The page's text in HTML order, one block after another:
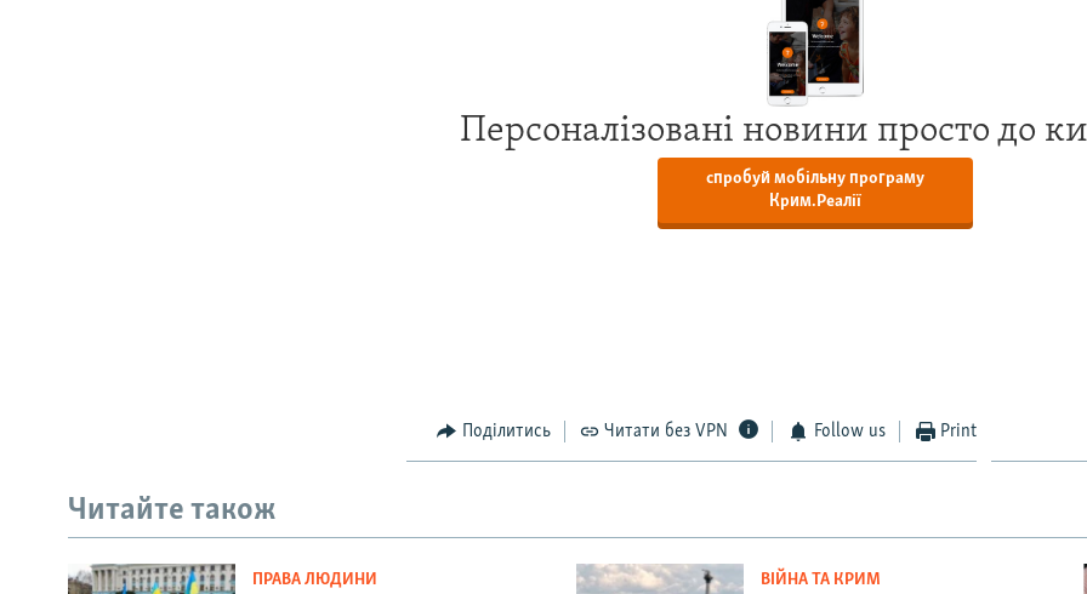
Персоналізовані новини просто до
спробуй мобільну програму
Крим.Реалії
Поділитись Читати без VPN Follow us Print
Читайте також
ПРАВА ЛЮДИНИ ВІЙНА ТА КРИМ